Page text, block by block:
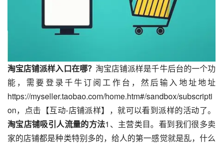
淘宝店铺派样入口在哪？ 淘宝店铺派样是千牛后台的一个功
能，需要登录千牛订阅工作台，然后输入地址地址
https://myseller.taobao.com/home.htm#/sandbox/subscripti
on，点击【互动-店铺派样】，就可以看到派样的活动了。
淘宝店铺吸引人流量的方法1、主营类目。看到我们很多卖
家的店铺都是种类特别多的，给人的第一感觉就是乱，什么